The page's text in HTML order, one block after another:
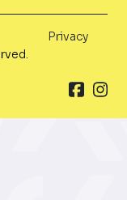
Privacy